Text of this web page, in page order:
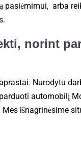
pasiėmimui, arba
norint
Nurodytu
automobilį
išnagrinėsime